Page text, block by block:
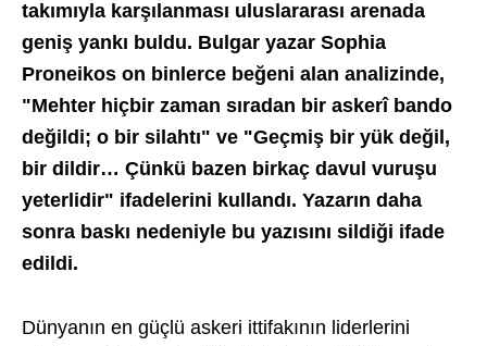
takımıyla karşılanması uluslararası arenada
geniş yankı buldu. Bulgar yazar Sophia
Proneikos on binlerce beğeni alan analizinde,
"Mehter hiçbir zaman sıradan bir askerî bando
değildi; o bir silahtı" ve "Geçmiş bir yük değil,
bir dildir… Çünkü bazen birkaç davul vuruşu
yeterlidir" ifadelerini kullandı. Yazarın daha
sonra baskı nedeniyle bu yazısını sildiği ifade
edildi.
Dünyanın en güçlü askeri ittifakının liderlerini